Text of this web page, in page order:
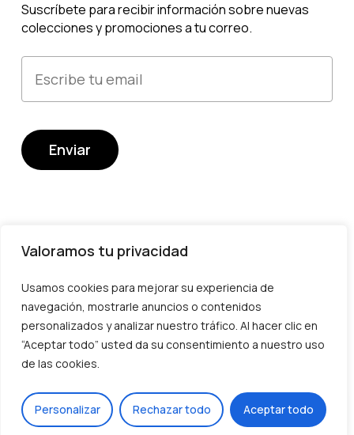
Valoramos tu privacidad
Usamos cookies para mejorar su experiencia de
navegación, mostrarle anuncios o contenidos
personalizados y analizar nuestro tráfico. Al hacer clic en
“Aceptar todo” usted da su consentimiento a nuestro uso
de las cookies.
Personalizar Rechazar todo Aceptar todo
Subtotal:
Ver Carrito Finalizar Compra
Suscríbete para recibir información sobre nuevas
colecciones y promociones a tu correo.
Devoluciones y cambios
Envío
Transparencia
ES